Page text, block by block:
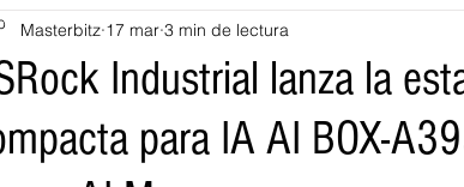
Industrial lanza la
para IA AI BOX-
Masterbitz 17 mar 3 min de lectura